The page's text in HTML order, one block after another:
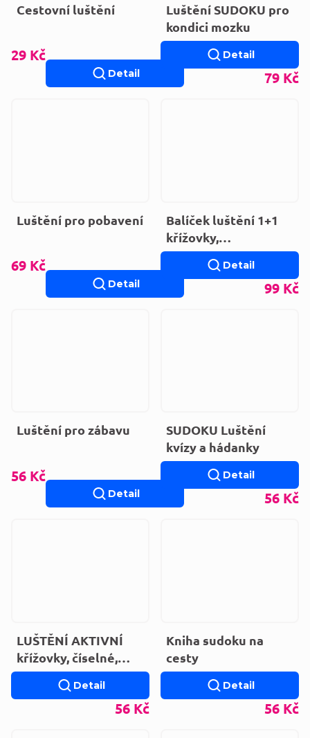
Cestovní luštění
29 Kč
Detail
Luštění SUDOKU pro
kondici mozku
79 Kč
Detail
Luštění pro pobavení
69 Kč
Detail
Balíček luštění 1+1
křížovky,
osmisměrky sudoku
99 Kč
Detail
Luštění pro zábavu
56 Kč
Detail
SUDOKU Luštění
kvízy a hádanky
56 Kč
Detail
LUŠTĚNÍ AKTIVNÍ
křížovky, číselné,
osmisměrky, sudoku
56 Kč
Detail
Kniha sudoku na
cesty
56 Kč
Detail